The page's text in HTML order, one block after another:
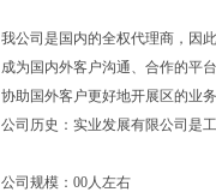
我公司是国内的全权代理商，因
成为国内外客户沟通、合作的平
协助国外客户更好地开展区的业
公司历史：实业发展有限公司是
公司规模：00人左右